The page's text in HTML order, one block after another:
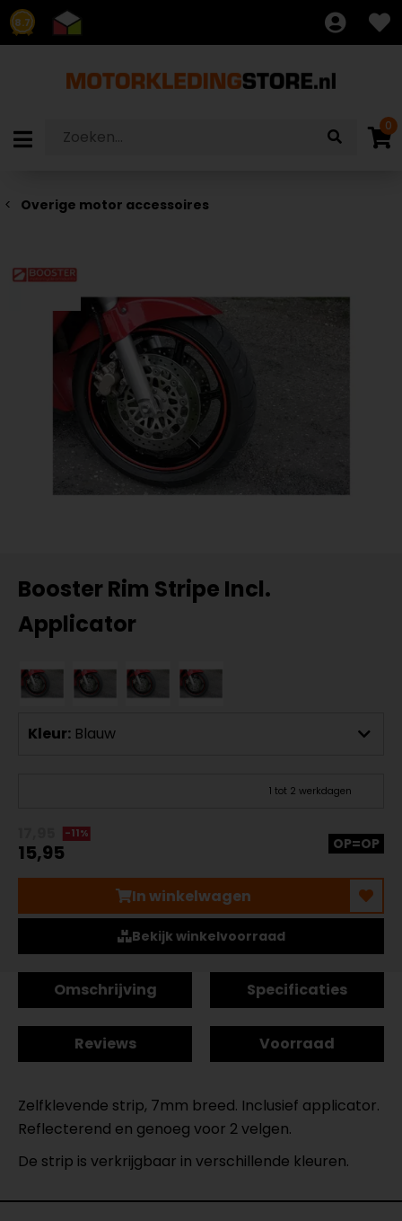
8.7
0
Overige motor accessoires
Booster Rim Stripe Incl.
Applicator
Kleur: Blauw
1 tot 2 werkdagen
-11%
15,95 OP=OP
In winkelwagen
Bekijk winkelvoorraad
Omschrijving Specificaties
Reviews Voorraad
Zelfklevende strip, 7mm breed. Inclusief applicator.
Reflecterend en genoeg voor 2 velgen.
De strip is verkrijgbaar in verschillende kleuren.